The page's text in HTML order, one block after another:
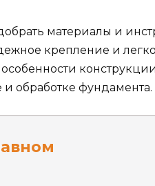
материалы и
крепление и
особенности
обработке фундамента.